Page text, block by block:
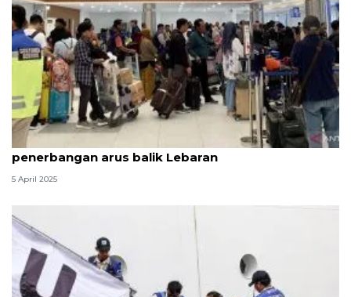
Bandara Hang Nadim siapkan tambahan
penerbangan arus balik Lebaran
5 April 2025